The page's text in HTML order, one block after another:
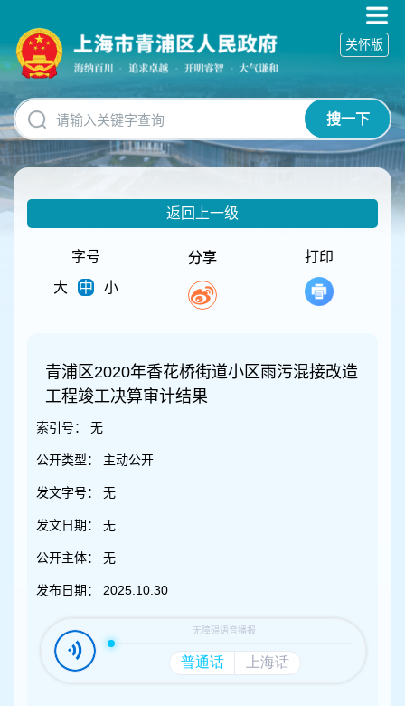
碍
操
明
跳
转
到
网
搜一下
关怀版
返回上一级
字号
大
中 小
分享 打印
青浦区2020年香花桥街道小区雨污混接改造
工程竣工决算审计结果
索引号： 无
公开类型： 主动公开
发文字号： 无
发文日期： 无
公开主体： 无
发布日期： 2025.10.30